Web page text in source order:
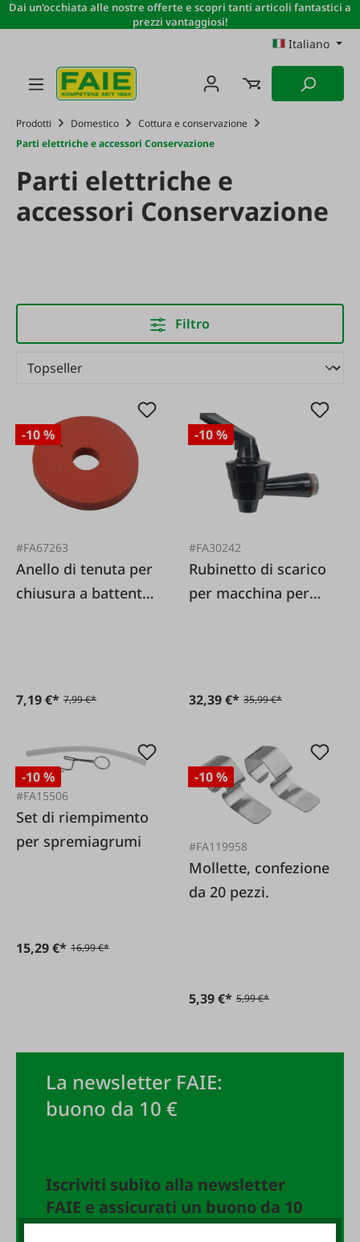
Passa al contenuto principale
Dai un'occhiata alle nostre offerte e scopri tanti articoli fantastici a
prezzi vantaggiosi!
Italiano
Prodotti Domestico
Cottura e conservazione
Parti elettriche e accessori Conservazione
Parti elettriche e
accessori Conservazione
Filtro
-10 %
#FA67263
Anello di tenuta per
chiusura a battente,
7,19 €* 7,99 €*
-10 %
#FA30242
Rubinetto di scarico
per macchina per
32,39 €* 35,99 €*
-10 %
#FA15506
Set di riempimento
per spremiagrumi
15,29 €* 16,99 €*
-10 %
#FA119958
Mollette, confezione
da 20 pezzi.
5,39 €* 5,99 €*
La newsletter FAIE:
buono da 10 €
Iscriviti subito alla newsletter
FAIE e assicurati un buono da 10
€!